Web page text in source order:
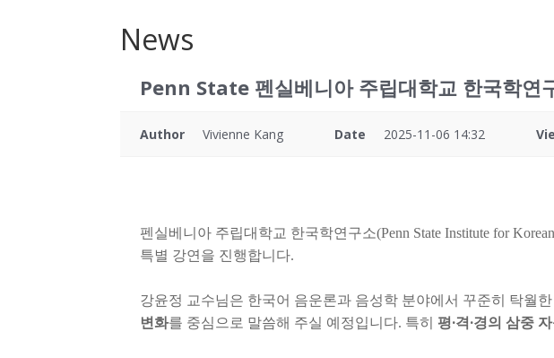
News
Penn State 펜실베니아 주립대학교 한국
Author Vivienne Kang Date 2025-11-06 14:32
펜실베니아 주립대학교 한국학연구소(Penn State Institute for
특별 강연을 진행합니다.
강윤정 교수님은 한국어 음운론과 음성학 분야에서 꾸준히 탁월
변화를 중심으로 말씀해 주실 예정입니다. 특히 평·격·경의 삼중